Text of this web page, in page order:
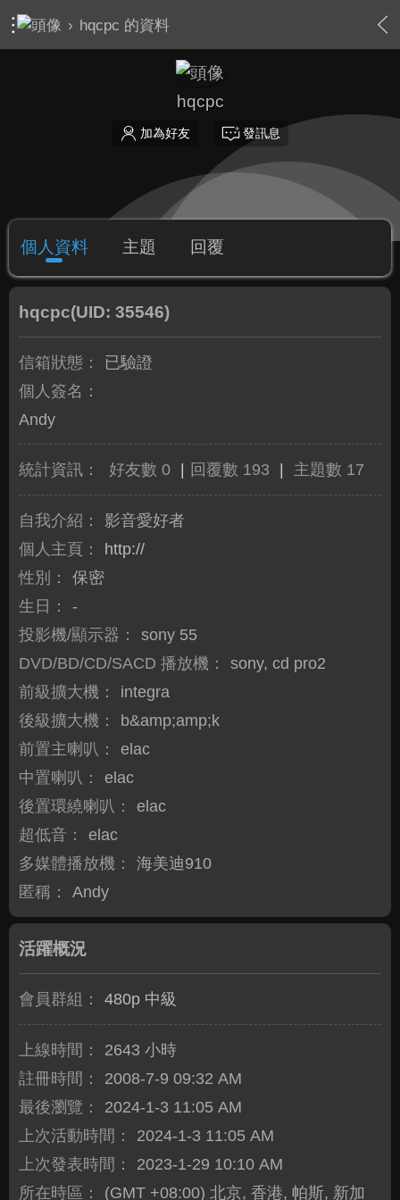
› hqcpc 的資料
hqcpc
加為好友 發訊息
個人資料 主題 回覆
hqcpc(UID: 35546)
信箱狀態：
已驗證
個人簽名：
Andy
統計資訊： 好友數 0 回覆數 193 主題數 17
自我介紹：
影音愛好者
個人主頁：
http://
性別：
保密
生日：
-
投影機/顯示器：
sony 55
DVD/BD/CD/SACD 播放機：
sony, cd pro2
前級擴大機：
integra
後級擴大機：
b&amp;amp;k
前置主喇叭：
elac
中置喇叭：
elac
後置環繞喇叭：
elac
超低音：
elac
多媒體播放機：
海美迪910
匿稱：
Andy
活躍概況
會員群組： 480p 中級
上線時間：
2643 小時
註冊時間：
2008-7-9 09:32 AM
最後瀏覽：
2024-1-3 11:05 AM
上次活動時間：
2024-1-3 11:05 AM
上次發表時間：
2023-1-29 10:10 AM
所在時區：
(GMT +08:00) 北京, 香港, 帕斯, 新加